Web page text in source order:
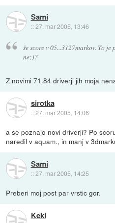
Sami
::27. mar 2005, 13:46
še score v 05...3127markov. To je
ne;)?
Z novimi 71.84 driverji jih moja
sirotka
::27. mar 2005, 14:06
a se poznajo novi driverji? Po
naredil v aquam., in manj v
Sami
::27. mar 2005, 14:25
Preberi moj post par vrstic gor.
Keki